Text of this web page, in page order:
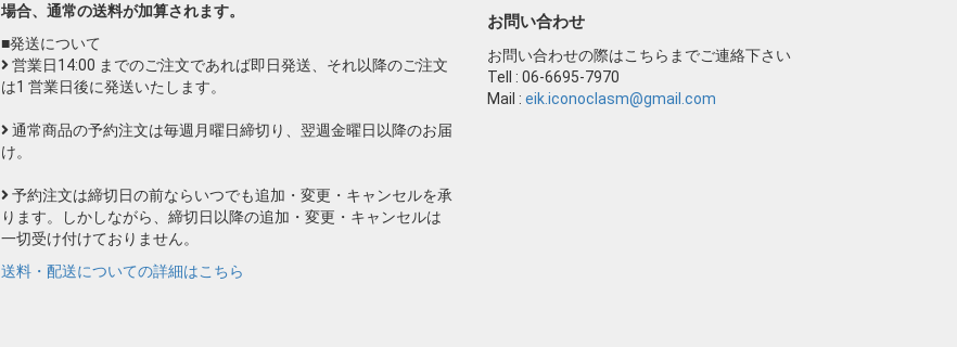
場合、通常の送料が加算されます。
■発送について
営業日14:00 までのご注文であれば即日発送、それ以降のご注文
は1 営業日後に発送いたします。
通常商品の予約注文は毎週月曜日締切り、翌週金曜日以降のお届
け。
予約注文は締切日の前ならいつでも追加・変更・キャンセルを承
ります。しかしながら、締切日以降の追加・変更・キャンセルは
一切受け付けておりません。
送料・配送についての詳細はこちら
お問い合わせ
お問い合わせの際はこちらまでご連絡下さい
Tell : 06-6695-7970
Mail : eik.iconoclasm@gmail.com